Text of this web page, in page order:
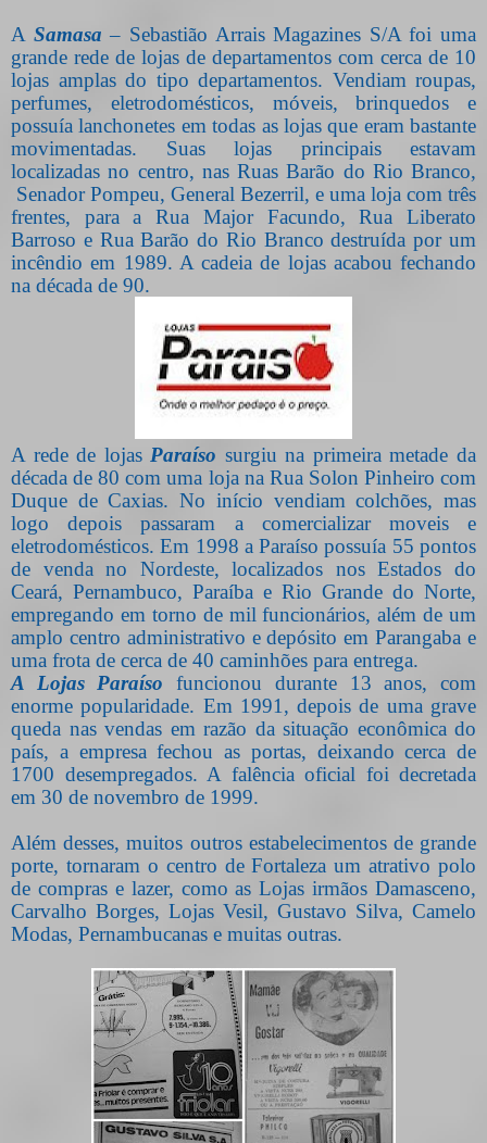
A Samasa – Sebastião Arrais Magazines S/A foi uma
grande rede de lojas de departamentos com cerca de 10
lojas amplas do tipo departamentos. Vendiam roupas,
perfumes, eletrodomésticos, móveis, brinquedos e
possuía lanchonetes em todas as lojas que eram bastante
movimentadas. Suas lojas principais estavam
localizadas no centro, nas Ruas Barão do Rio Branco,
Senador Pompeu, General Bezerril, e uma loja com três
frentes, para a Rua Major Facundo, Rua Liberato
Barroso e Rua Barão do Rio Branco destruída por um
incêndio em 1989. A cadeia de lojas acabou fechando
na década de 90.
A rede de lojas Paraíso surgiu na primeira metade da
década de 80 com uma loja na Rua Solon Pinheiro com
Duque de Caxias. No início vendiam colchões, mas
logo depois passaram a comercializar moveis e
eletrodomésticos. Em 1998 a Paraíso possuía 55 pontos
de venda no Nordeste, localizados nos Estados do
Ceará, Pernambuco, Paraíba e Rio Grande do Norte,
empregando em torno de mil funcionários, além de um
amplo centro administrativo e depósito em Parangaba e
uma frota de cerca de 40 caminhões para entrega.
A Lojas Paraíso funcionou durante 13 anos, com
enorme popularidade. Em 1991, depois de uma grave
queda nas vendas em razão da situação econômica do
país, a empresafechou as portas, deixando cerca de
1700 desempregados. A falência oficial foi decretada
em 30 de novembro de 1999.
Além desses, muitos outros estabelecimentos de grande
porte, tornaram o centro de Fortaleza um atrativo polo
de compras e lazer, como as Lojas irmãos Damasceno,
Carvalho Borges, Lojas Vesil, Gustavo Silva, Camelo
Modas, Pernambucanas e muitas outras.